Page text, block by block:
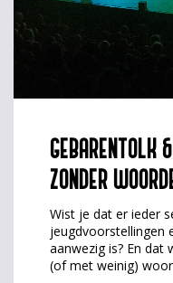
GEBARENTOLK
ZONDER
Wist je dat er ieder
jeugdvoorstellingen
aanwezig is? En dat
(of met weinig)